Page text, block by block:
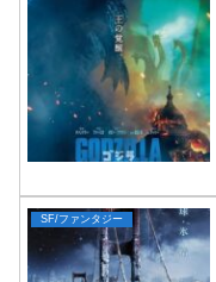
SF/ファンタジー